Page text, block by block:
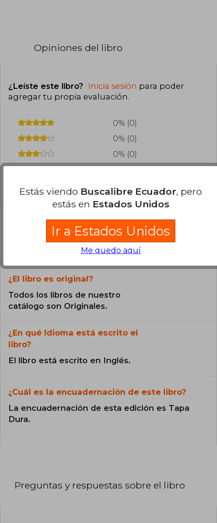
Opiniones del libro
¿Leíste este libro? Inicia sesión para poder
agregar tu propia evaluación.
0% (0)
0% (0)
0% (0)
Preguntas frecuentes sobre el libro
¿El libro es original?
Todos los libros de nuestro
catálogo son Originales.
¿En qué Idioma está escrito el
libro?
El libro está escrito en Inglés.
¿Cuál es la encuadernación de este libro?
La encuadernación de esta edición es Tapa
Dura.
Preguntas y respuestas sobre el libro
Estás viendo Buscalibre Ecuador, pero
estás en Estados Unidos
Ir a Estados Unidos
Me quedo aquí